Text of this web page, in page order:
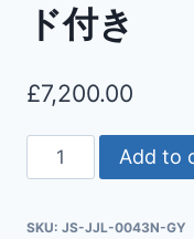
ド付き
£7,200.00
Add to
SKU: JS-JJL-0043N-GY